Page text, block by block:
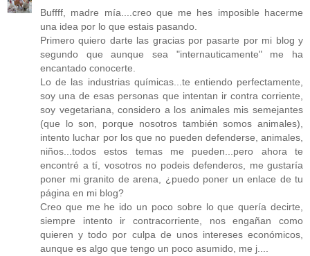
Buffff, madre mía....creo que me hes imposible hacerme
una idea por lo que estais pasando.
Primero quiero darte las gracias por pasarte por mi blog y
segundo que aunque sea "internauticamente" me ha
encantado conocerte.
Lo de las industrias químicas...te entiendo perfectamente,
soy una de esas personas que intentan ir contra corriente,
soy vegetariana, considero a los animales mis semejantes
(que lo son, porque nosotros también somos animales),
intento luchar por los que no pueden defenderse, animales,
niños...todos estos temas me pueden...pero ahora te
encontré a tí, vosotros no podeis defenderos, me gustaría
poner mi granito de arena, ¿puedo poner un enlace de tu
página en mi blog?
Creo que me he ido un poco sobre lo que quería decirte,
siempre intento ir contracorriente, nos engañan como
quieren y todo por culpa de unos intereses económicos,
aunque es algo que tengo un poco asumido, me j....